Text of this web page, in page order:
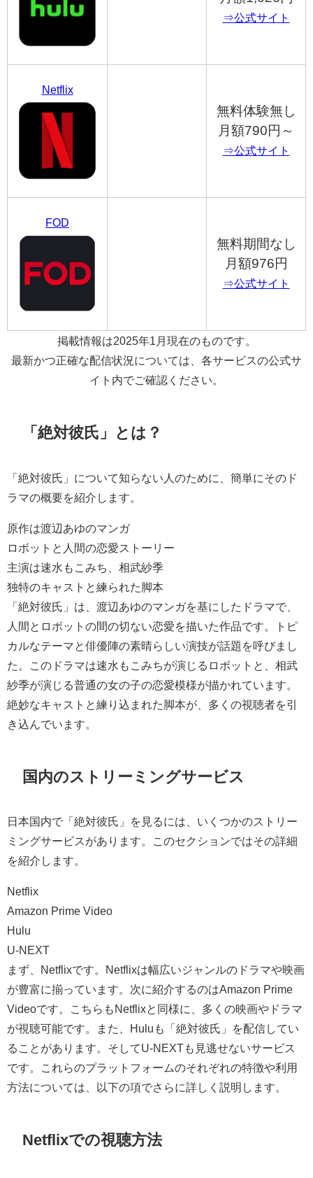
⇒公式サイト
Netflix
無料体験無し
月額790円～
⇒公式サイト
FOD
無料期間なし
月額976円
⇒公式サイト
掲載情報は2025年1月現在のものです。
最新かつ正確な配信状況については、各サービスの公式サ
イト内でご確認ください。
「絶対彼氏」とは？
「絶対彼氏」について知らない人のために、簡単にそのド
ラマの概要を紹介します。
原作は渡辺あゆのマンガ
ロボットと人間の恋愛ストーリー
主演は速水もこみち、相武紗季
独特のキャストと練られた脚本
「絶対彼氏」は、渡辺あゆのマンガを基にしたドラマで、
人間とロボットの間の切ない恋愛を描いた作品です。トピ
カルなテーマと俳優陣の素晴らしい演技が話題を呼びまし
た。このドラマは速水もこみちが演じるロボットと、相武
紗季が演じる普通の女の子の恋愛模様が描かれています。
絶妙なキャストと練り込まれた脚本が、多くの視聴者を引
き込んでいます。
国内のストリーミングサービス
日本国内で「絶対彼氏」を見るには、いくつかのストリー
ミングサービスがあります。このセクションではその詳細
を紹介します。
Netflix
Amazon Prime Video
Hulu
U-NEXT
まず、Netflixです。Netflixは幅広いジャンルのドラマや映画
が豊富に揃っています。次に紹介するのはAmazon Prime
Videoです。こちらもNetflixと同様に、多くの映画やドラマ
が視聴可能です。また、Huluも「絶対彼氏」を配信してい
ることがあります。そしてU-NEXTも見逃せないサービス
です。これらのプラットフォームのそれぞれの特徴や利用
方法については、以下の項でさらに詳しく説明します。
Netflixでの視聴方法